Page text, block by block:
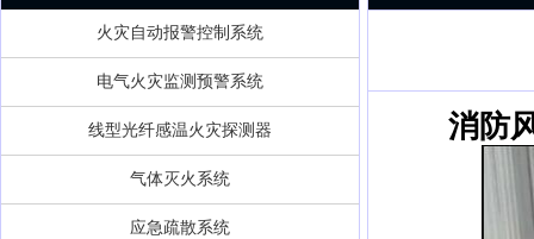
火灾自动报警控制系统
电气火灾监测预警系统
线型光纤感温火灾探测器
气体灭火系统
应急疏散系统
消防风